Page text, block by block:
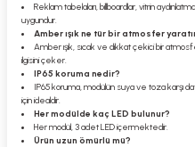
Reklam tabelaları, billboardlar, vitrin
uygundur.
Amber ışık ne tür bir atmosfer
Amber ışık, sıcak ve dikkat çekici bir
ilgisini çeker.
IP65 koruma nedir?
IP65 koruma, modülün suya ve toza karşı
için idealdir.
Her modülde kaç LED bulunur?
Her modül, 3 adet LED içermektedir.
Ürün uzun ömürlü mü?